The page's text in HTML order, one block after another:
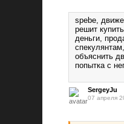
spebe,
решит
деньги,
объяснить
попытка с
SergeyJu
07 апреля